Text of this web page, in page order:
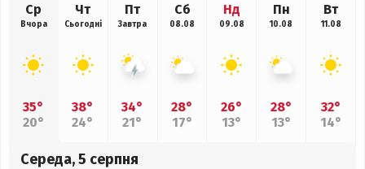
Ср
Вчора
35°
20°
Чт
Сьогодні
38°
24°
Пт
Завтра
34°
21°
Сб
08.08
28°
17°
Нд
09.08
26°
13°
Пн
10.08
28°
13°
Вт
11.08
32°
14°
Середа, 5 серпня